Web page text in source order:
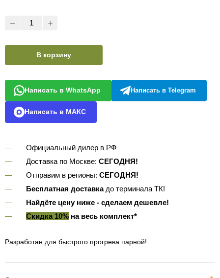
В корзину
Написать в WhatsApp Написать в Telegram
Написать в МАКС
Официальный дилер в РФ
Доставка по Москве: СЕГОДНЯ!
Отправим в регионы: СЕГОДНЯ!
Бесплатная доставкадо терминала ТК!
Найдёте цену ниже - сделаем дешевле!
Скидка 10%на весь комплект*
Разработан для быстрого прогрева парной!